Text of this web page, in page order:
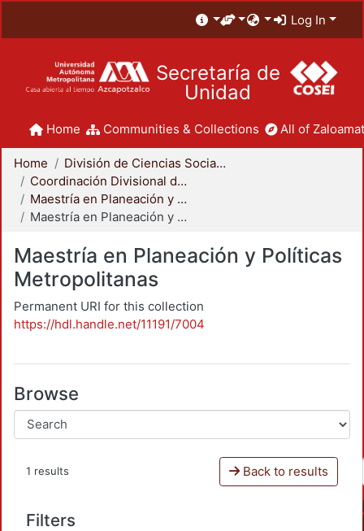
Log In
Secretaría de
Unidad
Home Communities & Collections All of
Home
División de Ciencias Sociales y Humanidades
Coordinación Divisional de Posgrado
Maestría en Planeación y Políticas Metropolitanas
Maestría en Planeación y Políticas Metropolitanas
Maestría en Planeación y Políticas
Metropolitanas
Permanent URI for this collection
https://hdl.handle.net/11191/7004
Browse
1 results Back to results
Filters